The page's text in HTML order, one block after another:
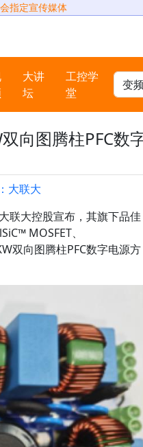
指定宣传媒体
大讲
坛
工控学
堂
向图腾柱PFC数
大联大
联大控股宣布，其旗下品佳
MOSFET、
双向图腾柱PFC数字电源方